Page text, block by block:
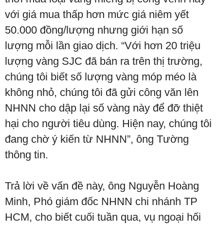
với giá mua thấp hơn mức giá niêm yết
50.000 đồng/lượng nhưng giới hạn số
lượng mỗi lần giao dịch. “Với hơn 20 triệu
lượng vàng SJC đã bán ra trên thị trường,
chúng tôi biết số lượng vàng móp méo là
không nhỏ, chúng tôi đã gửi công văn lên
NHNN cho dập lại số vàng này để đỡ thiệt
hại cho người tiêu dùng. Hiện nay, chúng tôi
đang chờ ý kiến từ NHNN”, ông Tường
thông tin.
Trả lời về vấn đề này, ông Nguyễn Hoàng
Minh, Phó giám đốc NHNN chi nhánh TP
HCM, cho biết cuối tuần qua, vụ ngoại hối